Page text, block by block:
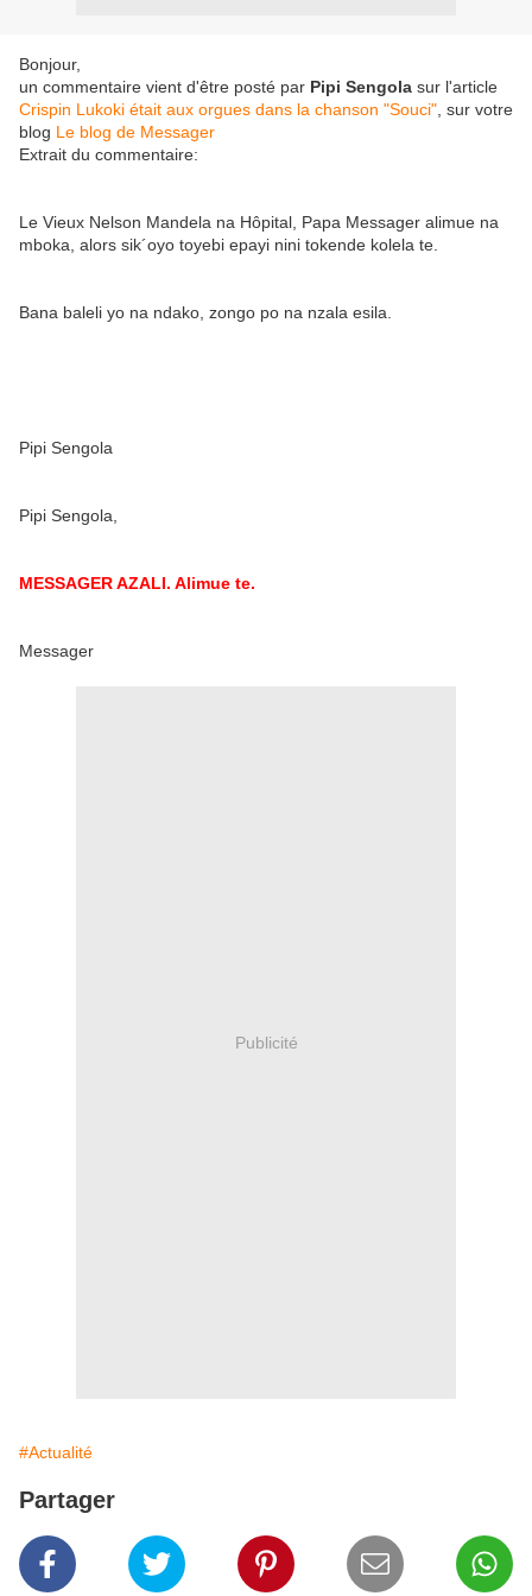
Bonjour,
un commentaire vient d'être posté par Pipi Sengola sur l'article
Crispin Lukoki était aux orgues dans la chanson "Souci" , sur votre
blog Le blog de Messager
Extrait du commentaire:
Le Vieux Nelson Mandela na Hôpital, Papa Messager alimue na
mboka, alors sik´oyo toyebi epayi nini tokende kolela te.
Bana baleli yo na ndako, zongo po na nzala esila.
Pipi Sengola
Pipi Sengola,
MESSAGER AZALI. Alimue te.
Messager
Publicité
#Actualité
Partager